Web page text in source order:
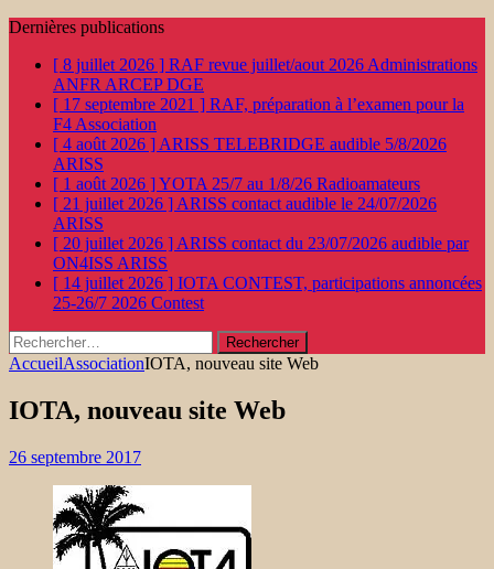
Dernières publications
[ 8 juillet 2026 ] RAF revue juillet/aout 2026 Administrations
ANFR ARCEP DGE
[ 17 septembre 2021 ] RAF, préparation à l’examen pour la
F4 Association
[ 4 août 2026 ] ARISS TELEBRIDGE audible 5/8/2026
ARISS
[ 1 août 2026 ]YOTA 25/7 au 1/8/26 Radioamateurs
[ 21 juillet 2026 ] ARISS contact audible le 24/07/2026
ARISS
[ 20 juillet 2026 ] ARISS contact du 23/07/2026 audible par
ON4ISS ARISS
[ 14 juillet 2026 ] IOTA CONTEST, participations annoncées
25-26/7 2026 Contest
Rechercher :
AccueilAssociationIOTA, nouveau site Web
IOTA, nouveau site Web
26 septembre 2017